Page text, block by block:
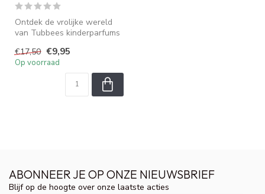
Ontdek de vrolijke wereld
van Tubbees kinderparfums
...
€17,50 €9,95
Op voorraad
ABONNEER JE OP ONZE NIEUWSBRIEF
Blijf op de hoogte over onze laatste acties